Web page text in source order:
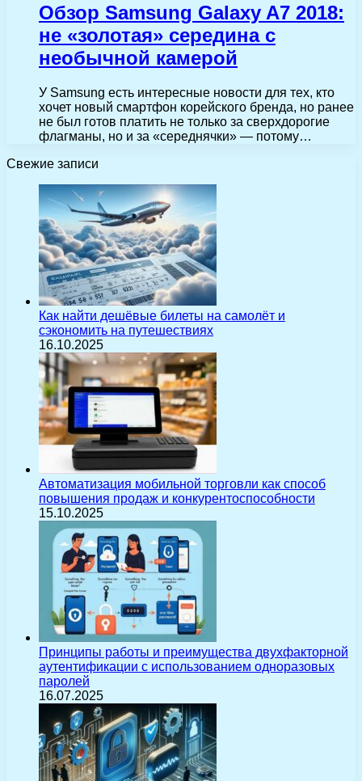
Обзор Samsung Galaxy A7 2018:
не «золотая» середина с
необычной камерой
У Samsung есть интересные новости для тех, кто
хочет новый смартфон корейского бренда, но ранее
не был готов платить не только за сверхдорогие
флагманы, но и за «середнячки» — потому…
Свежие записи
Как найти дешёвые билеты на самолёт и
сэкономить на путешествиях
16.10.2025
Автоматизация мобильной торговли как способ
повышения продаж и конкурентоспособности
15.10.2025
Принципы работы и преимущества двухфакторной
аутентификации с использованием одноразовых
паролей
16.07.2025